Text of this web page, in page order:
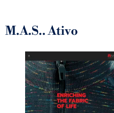
M.A.S.. Ativo